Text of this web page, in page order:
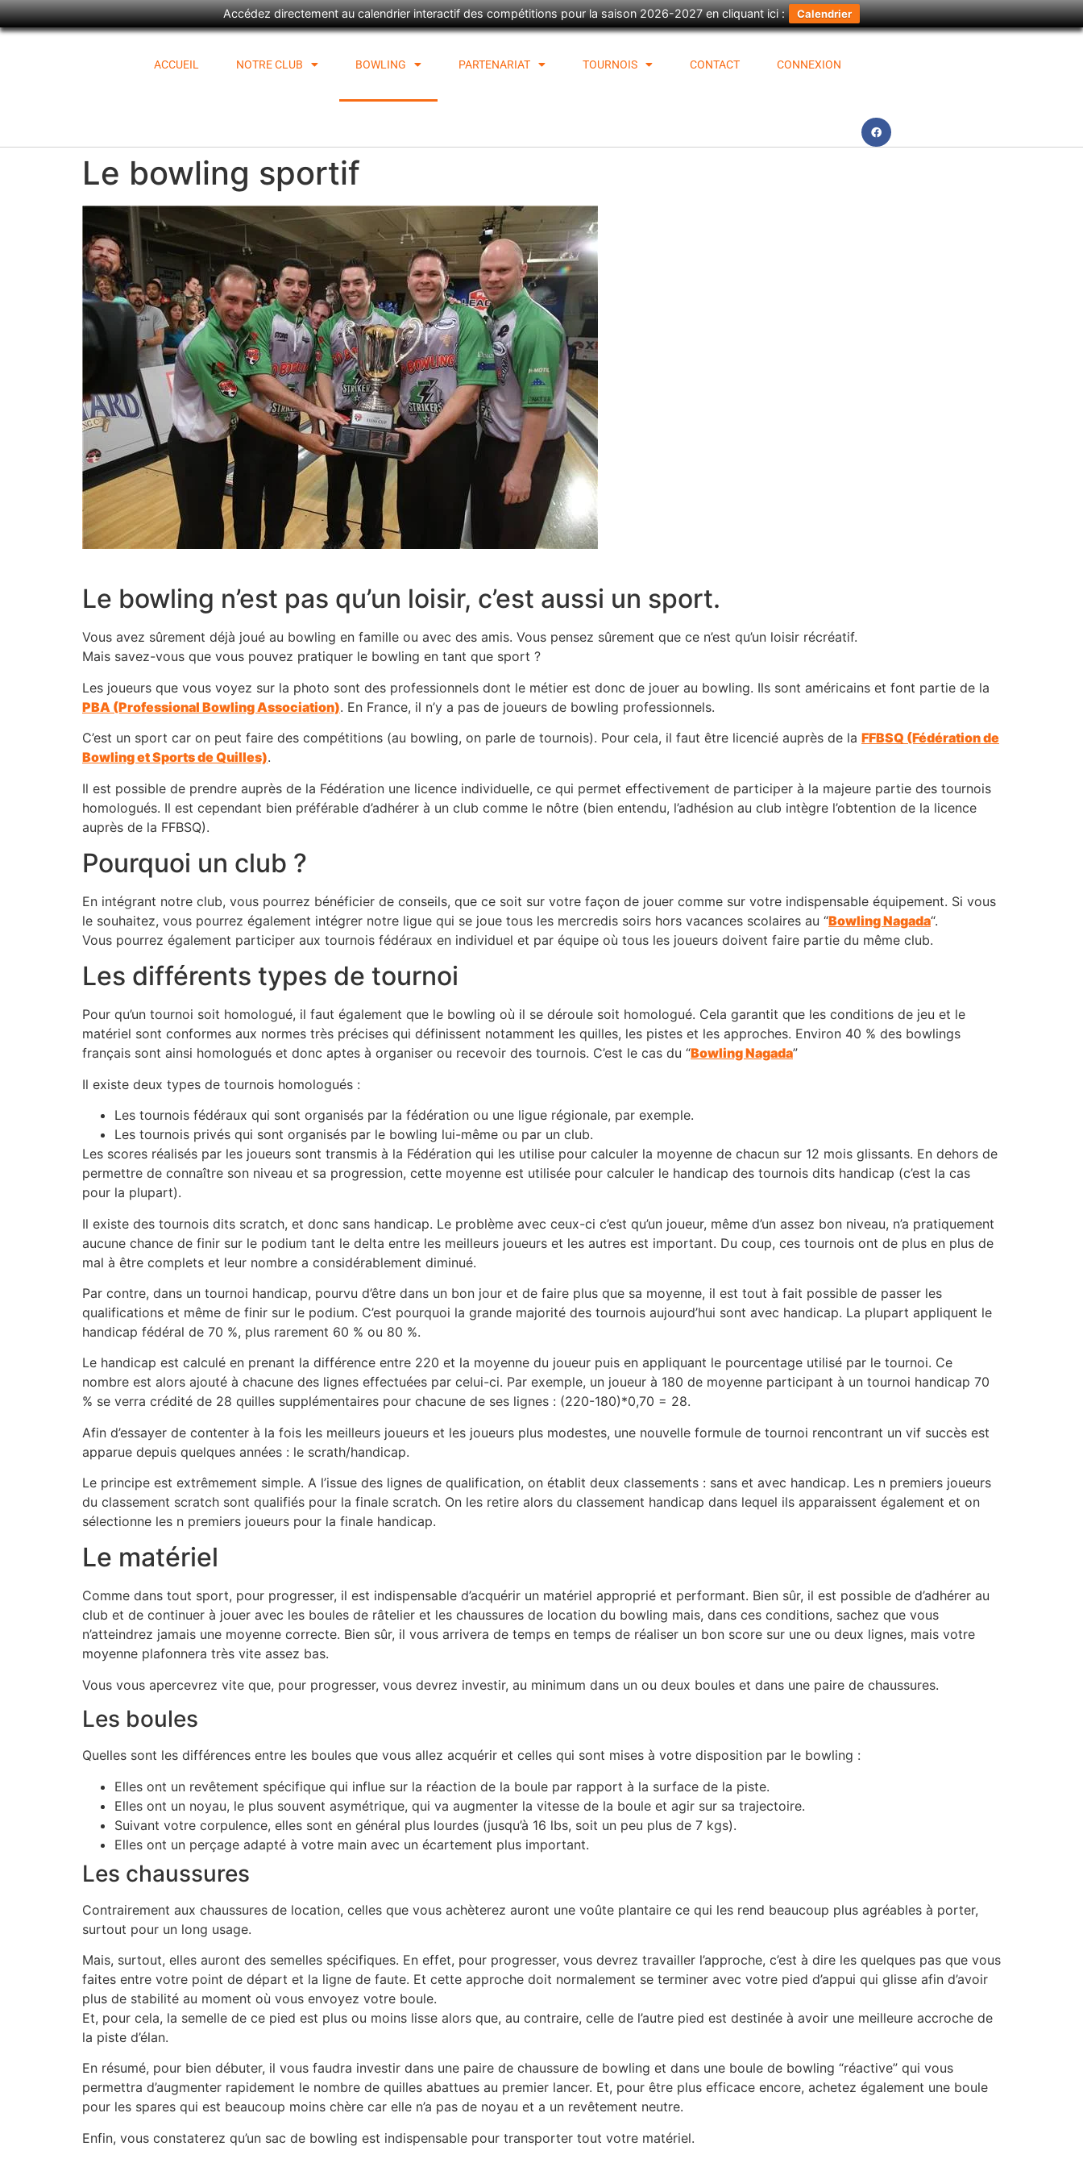
Accédez directement au calendrier interactif des compétitions pour la saison 2026-2027 en cliquant ici : Calendrier
ACCUEIL NOTRE CLUB BOWLING PARTENARIAT TOURNOIS CONTACT CONNEXION
Le bowling sportif
Le bowling n’est pas qu’un loisir, c’est aussi un sport.
Vous avez sûrement déjà joué au bowling en famille ou avec des amis. Vous pensez sûrement que ce n’est qu’un loisir récréatif.
Mais savez-vous que vous pouvez pratiquer le bowling en tant que sport ?
Les joueurs que vous voyez sur la photo sont des professionnels dont le métier est donc de jouer au bowling. Ils sont américains et font partie de la
PBA (Professional Bowling Association). En France, il n’y a pas de joueurs de bowling professionnels.
C’est un sport car on peut faire des compétitions (au bowling, on parle de tournois). Pour cela, il faut être licencié auprès de la FFBSQ (Fédération de
Bowling et Sports de Quilles).
Il est possible de prendre auprès de la Fédération une licence individuelle, ce qui permet effectivement de participer à la majeure partie des tournois
homologués. Il est cependant bien préférable d’adhérer à un club comme le nôtre (bien entendu, l’adhésion au club intègre l’obtention de la licence
auprès de la FFBSQ).
Pourquoi un club ?
En intégrant notre club, vous pourrez bénéficier de conseils, que ce soit sur votre façon de jouer comme sur votre indispensable équipement. Si vous
le souhaitez, vous pourrez également intégrer notre ligue qui se joue tous les mercredis soirs hors vacances scolaires au “Bowling Nagada“.
Vous pourrez également participer aux tournois fédéraux en individuel et par équipe où tous les joueurs doivent faire partie du même club.
Les différents types de tournoi
Pour qu’un tournoi soit homologué, il faut également que le bowling où il se déroule soit homologué. Cela garantit que les conditions de jeu et le
matériel sont conformes aux normes très précises qui définissent notamment les quilles, les pistes et les approches. Environ 40 % des bowlings
français sont ainsi homologués et donc aptes à organiser ou recevoir des tournois. C’est le cas du “Bowling Nagada”
Il existe deux types de tournois homologués :
Les tournois fédéraux qui sont organisés par la fédération ou une ligue régionale, par exemple.
Les tournois privés qui sont organisés par le bowling lui-même ou par un club.
Les scores réalisés par les joueurs sont transmis à la Fédération qui les utilise pour calculer la moyenne de chacun sur 12 mois glissants. En dehors de
permettre de connaître son niveau et sa progression, cette moyenne est utilisée pour calculer le handicap des tournois dits handicap (c’est la cas
pour la plupart).
Il existe des tournois dits scratch, et donc sans handicap. Le problème avec ceux-ci c’est qu’un joueur, même d’un assez bon niveau, n’a pratiquement
aucune chance de finir sur le podium tant le delta entre les meilleurs joueurs et les autres est important. Du coup, ces tournois ont de plus en plus de
mal à être complets et leur nombre a considérablement diminué.
Par contre, dans un tournoi handicap, pourvu d’être dans un bon jour et de faire plus que sa moyenne, il est tout à fait possible de passer les
qualifications et même de finir sur le podium. C’est pourquoi la grande majorité des tournois aujourd’hui sont avec handicap. La plupart appliquent le
handicap fédéral de 70 %, plus rarement 60 % ou 80 %.
Le handicap est calculé en prenant la différence entre 220 et la moyenne du joueur puis en appliquant le pourcentage utilisé par le tournoi. Ce
nombre est alors ajouté à chacune des lignes effectuées par celui-ci. Par exemple, un joueur à 180 de moyenne participant à un tournoi handicap 70
% se verra crédité de 28 quilles supplémentaires pour chacune de ses lignes : (220-180)*0,70 = 28.
Afin d’essayer de contenter à la fois les meilleurs joueurs et les joueurs plus modestes, une nouvelle formule de tournoi rencontrant un vif succès est
apparue depuis quelques années : le scrath/handicap.
Le principe est extrêmement simple. A l’issue des lignes de qualification, on établit deux classements : sans et avec handicap. Les n premiers joueurs
du classement scratch sont qualifiés pour la finale scratch. On les retire alors du classement handicap dans lequel ils apparaissent également et on
sélectionne les n premiers joueurs pour la finale handicap.
Le matériel
Comme dans tout sport, pour progresser, il est indispensable d’acquérir un matériel approprié et performant. Bien sûr, il est possible de d’adhérer au
club et de continuer à jouer avec les boules de râtelier et les chaussures de location du bowling mais, dans ces conditions, sachez que vous
n’atteindrez jamais une moyenne correcte. Bien sûr, il vous arrivera de temps en temps de réaliser un bon score sur une ou deux lignes, mais votre
moyenne plafonnera très vite assez bas.
Vous vous apercevrez vite que, pour progresser, vous devrez investir, au minimum dans un ou deux boules et dans une paire de chaussures.
Les boules
Quelles sont les différences entre les boules que vous allez acquérir et celles qui sont mises à votre disposition par le bowling :
Elles ont un revêtement spécifique qui influe sur la réaction de la boule par rapport à la surface de la piste.
Elles ont un noyau, le plus souvent asymétrique, qui va augmenter la vitesse de la boule et agir sur sa trajectoire.
Suivant votre corpulence, elles sont en général plus lourdes (jusqu’à 16 lbs, soit un peu plus de 7 kgs).
Elles ont un perçage adapté à votre main avec un écartement plus important.
Les chaussures
Contrairement aux chaussures de location, celles que vous achèterez auront une voûte plantaire ce qui les rend beaucoup plus agréables à porter,
surtout pour un long usage.
Mais, surtout, elles auront des semelles spécifiques. En effet, pour progresser, vous devrez travailler l’approche, c’est à dire les quelques pas que vous
faites entre votre point de départ et la ligne de faute. Et cette approche doit normalement se terminer avec votre pied d’appui qui glisse afin d’avoir
plus de stabilité au moment où vous envoyez votre boule.
Et, pour cela, la semelle de ce pied est plus ou moins lisse alors que, au contraire, celle de l’autre pied est destinée à avoir une meilleure accroche de
la piste d’élan.
En résumé, pour bien débuter, il vous faudra investir dans une paire de chaussure de bowling et dans une boule de bowling “réactive” qui vous
permettra d’augmenter rapidement le nombre de quilles abattues au premier lancer. Et, pour être plus efficace encore, achetez également une boule
pour les spares qui est beaucoup moins chère car elle n’a pas de noyau et a un revêtement neutre.
Enfin, vous constaterez qu’un sac de bowling est indispensable pour transporter tout votre matériel.